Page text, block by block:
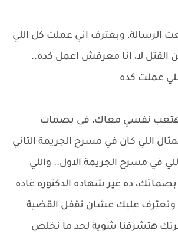
الرسالة، وبعترف اني عملت كل اللي
القتل لا، انا معرفش اعمل كده..
عملت كده
هتعب نفسي معاك، في بصمات
اللي كان في مسرح الجريمة التاني
في مسرح الجريمة الاول.. واللي
ده غير شهاده الدكتوره غاده
وتعترف عليك عشان نقفل القضية
هتشرفنا شوية لحد ما نخلص